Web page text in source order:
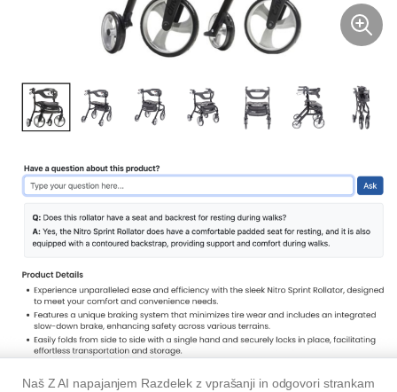
Naš Z AI napajanjem Razdelek z vprašanji in odgovori strankam